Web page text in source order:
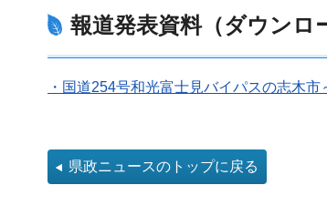
報道発表資料（ダウンロ
・国道254号和光富士見バイパスの志木
県政ニュースのトップに戻る